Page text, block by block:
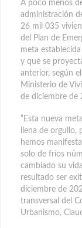
A poco menos
administración
26 mil 035
del Plan de
meta
y que se
anterior, según
Ministerio de
de diciembre de
“Esta nueva
llena de
hemos
solo de fríos
cambiado su
resultado ser
diciembre de
transversal del
Urbanismo,